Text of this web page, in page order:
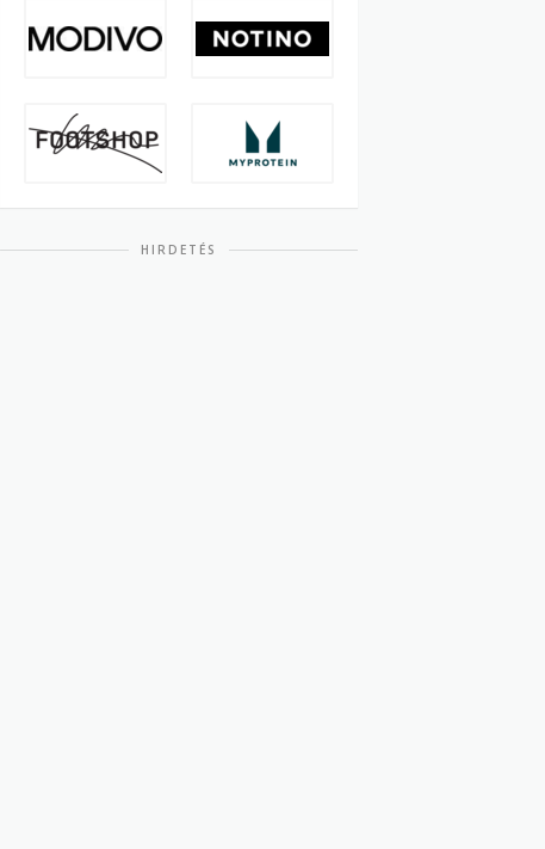
HIRDETÉS